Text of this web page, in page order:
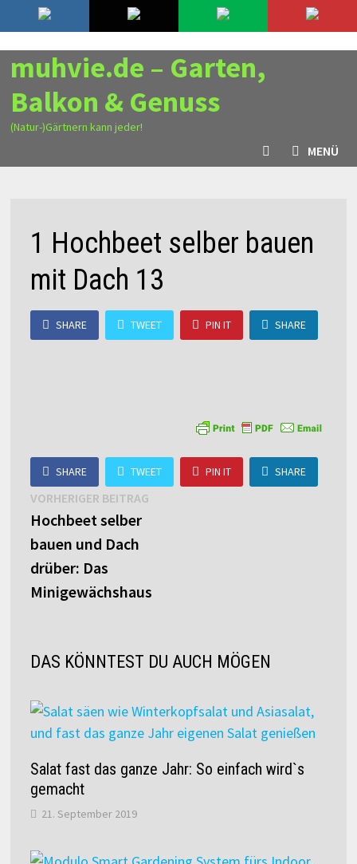
Zurück
zum
Inhalt
6. August 2026
muhvie.de – Garten,
Balkon & Genuss
(Natur-)Gärtnern kann jeder!
MENÜ
1 Hochbeet selber bauen
mit Dach 13
SHARE TWEET PIN IT SHARE
SHARE TWEET PIN IT SHARE
Beitragsnavigation
VORHERIGER BEITRAGVorheriger
Hochbeet selber
bauen und Dach
drüber: Das
Minigewächshaus
DAS KÖNNTEST DU AUCH MÖGEN
Salat fast das ganze Jahr: So einfach wird`s
gemacht
21. September 2019